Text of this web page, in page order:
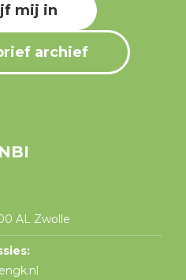
mij in
archief
AL Zwolle